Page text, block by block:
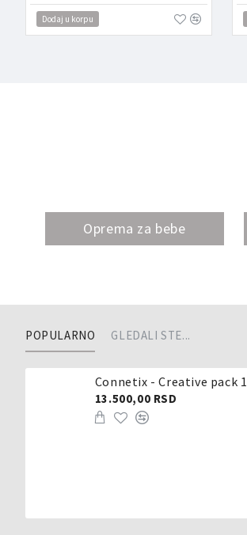
Dodaj u korpu
Oprema za bebe
POPULARNO GLEDALI STE...
13.500,00 RSD